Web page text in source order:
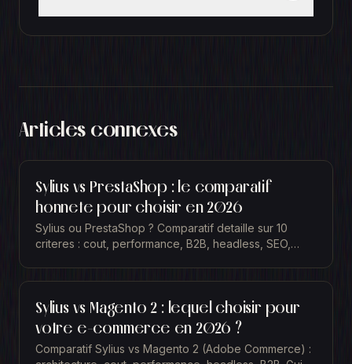
Articles connexes
Sylius vs PrestaShop : le comparatif
honnete pour choisir en 2026
Sylius ou PrestaShop ? Comparatif detaille sur 10
criteres : cout, performance, B2B, headless, SEO,
Sylius vs Magento 2 : lequel choisir pour
votre e-commerce en 2026 ?
Comparatif Sylius vs Magento 2 (Adobe Commerce) :